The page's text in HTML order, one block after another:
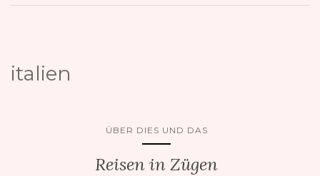
italien
ÜBER DIES UND DAS
Reisen in Zügen